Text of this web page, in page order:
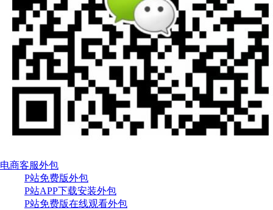
电商客服外包
P站免费版外包
P站APP下载安装外包
P站免费版在线观看外包